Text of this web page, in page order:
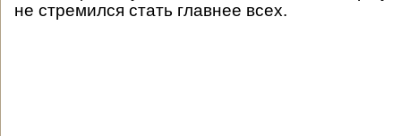
не стремился стать главнее всех.